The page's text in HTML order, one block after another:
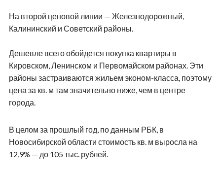
На второй ценовой линии — Железнодорожный,
Калининский и Советский районы.
Дешевле всего обойдется покупка квартиры в
Кировском, Ленинском и Первомайском районах. Эти
районы застраиваются жильем эконом-класса, поэтому
цена за кв. м там значительно ниже, чем в центре
города.
В целом за прошлый год, по данным РБК, в
Новосибирской области стоимость кв. м выросла на
12,9% — до 105 тыс. рублей.